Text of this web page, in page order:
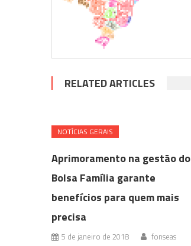
RELATED ARTICLES
NOTÍ­CIAS GERAIS
Aprimoramento na gestão do
Bolsa Família garante
benefícios para quem mais
precisa
5 de janeiro de 2018 fonseas